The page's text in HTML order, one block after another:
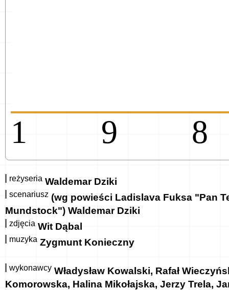
reżyseria Waldemar Dziki
scenariusz (wg powieści Ladislava Fuksa "Pan
Mundstock") Waldemar Dziki
zdjęcia Wit Dąbal
muzyka Zygmunt Konieczny
wykonawcy Władysław Kowalski, Rafał
Komorowska, Halina Mikołajska, Jerzy Trela,